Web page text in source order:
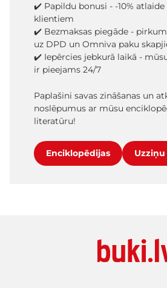
✔️ Papildu bonusi - -10%
klientiem
✔️ Bezmaksas piegāde -
uz DPD un Omniva paku
✔️ Iepērcies jebkurā laikā -
ir pieejams 24/7
Paplašini savas zināšanas un
noslēpumus ar mūsu
literatūru!
Enciklopēdijas